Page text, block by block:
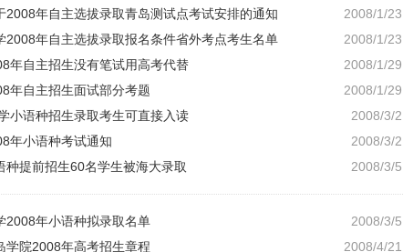
2008/1/23
2008年自主选拔录取青岛测试点考试安排的通知
2008/1/23
2008年自主选拔录取报名条件省外考点考生名单
2008/1/29
年自主招生没有笔试用高考代替
2008/1/29
年自主招生面试部分考题
2008/3/2
小语种招生录取考生可直接入读
2008/3/2
年小语种考试通知
2008/3/5
种提前招生60名学生被海大录取
2008/3/5
2008年小语种拟录取名单
2008/4/21
学院2008年高考招生章程